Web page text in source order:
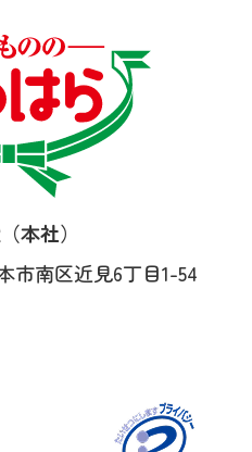
本社）
市南区近見6丁目1-54